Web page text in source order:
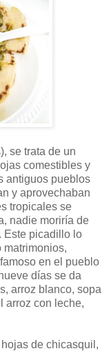
se trata de un
comestibles y
antiguos pueblos
y aprovechaban
tropicales se
nadie moriría de
Este picadillo lo
matrimonios,
en el pueblo
días se da
arroz blanco, sopa
arroz con leche,
de chicasquil,